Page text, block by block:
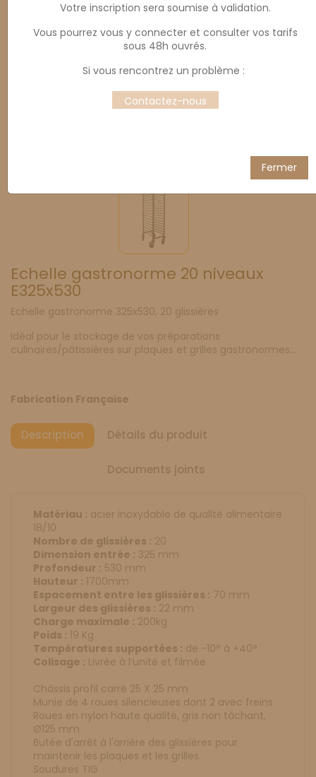
Echelle gastronorme 20 niveaux
E325x530
Echelle gastronorme 325x530, 20 glissières
Idéal pour le stockage de vos préparations
culinaires/pâtissières sur plaques et grilles gastronormes...
Fabrication Française
Description Détails du produit
Documents joints
Matériau : acier inoxydable de qualité alimentaire
18/10
Nombre de glissières : 20
Dimension entrée : 325 mm
Profondeur : 530 mm
Hauteur : 1700mm
Espacement entre les glissières : 70 mm
Largeur des glissières : 22 mm
Charge maximale : 200kg
Poids : 19 Kg
Températures supportées : de -10° à +40°
Colisage : Livrée à l’unité et filmée
Châssis profil carré 25 X 25 mm
Munie de 4 roues silencieuses dont 2 avec freins
Roues en nylon haute qualité, gris non tâchant,
Ø125 mm
Butée d'arrêt à l'arrière des glissières pour
maintenir les plaques et les grilles.
Soudures TIG
Votre inscription sera soumise à validation.
Vous pourrez vous y connecter et consulter vos tarifs
sous 48h ouvrés.
Si vous rencontrez un problème :
Contactez-nous
Fermer